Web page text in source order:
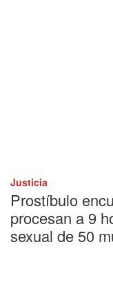
Justicia
Prostíbulo
procesan a 9
sexual de 50